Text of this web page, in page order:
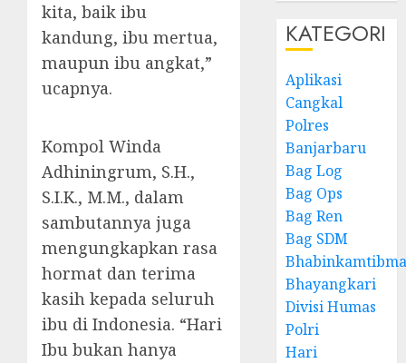
kita, baik ibu
kandung, ibu mertua,
maupun ibu angkat,”
ucapnya.
Kompol Winda
Adhiningrum, S.H.,
S.I.K., M.M., dalam
sambutannya juga
mengungkapkan rasa
hormat dan terima
kasih kepada seluruh
ibu di Indonesia. “Hari
Ibu bukan hanya
KATEGORI
Aplikasi
Cangkal
Polres
Banjarbaru
Bag Log
Bag Ops
Bag Ren
Bag SDM
Bhayangkari
Divisi Humas
Polri
Hari